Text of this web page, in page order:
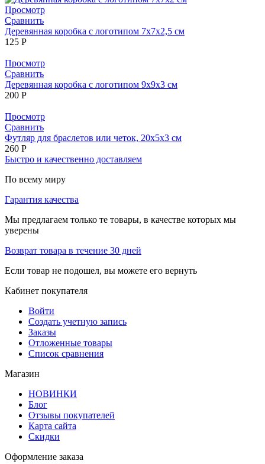
Просмотр
Сравнить
Деревянная коробка с логотипом 7х7х2,5 см
125 Р
Просмотр
Сравнить
Деревянная коробка с логотипом 9х9х3 см
200 Р
Просмотр
Сравнить
Футляр для браслетов или четок, 20х5х3 см
260 Р
Быстро и качественно доставляем
По всему миру
Гарантия качества
Мы предлагаем только те товары, в качестве которых мы
уверены
Возврат товара в течение 30 дней
Если товар не подошел, вы можете его вернуть
Кабинет покупателя
Войти
Создать учетную запись
Заказы
Отложенные товары
Список сравнения
Магазин
НОВИНКИ
Блог
Отзывы покупателей
Карта сайта
Скидки
Оформление заказа